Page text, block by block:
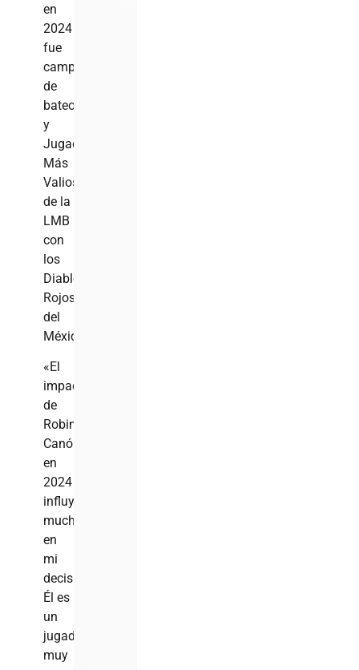
en
2024
fue
campeón
de
bateo
y
Jugador
Más
Valioso
de la
LMB
con
los
Diablos
Rojos
del
México.
«El
impacto
de
Robinson
Canó
en
2024
influyó
mucho
en
mi
decisión.
Él es
un
jugador
muy